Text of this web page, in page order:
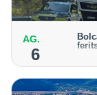
AG.
6